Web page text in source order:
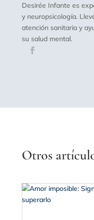
Desirée Infante es
y neuropsicología.
atención sanitaria y
su salud mental.
Otros